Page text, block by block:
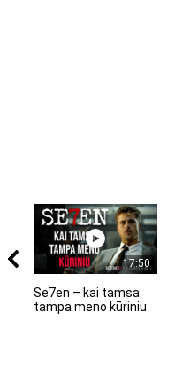
17:50
Se7en – kai tamsa
tampa meno kūriniu